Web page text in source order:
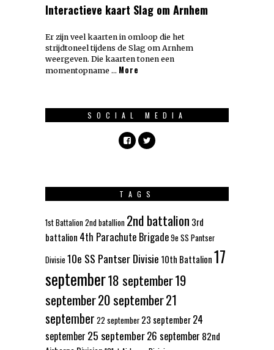
Interactieve kaart Slag om Arnhem
Er zijn veel kaarten in omloop die het
strijdtoneel tijdens de Slag om Arnhem
weergeven. Die kaarten tonen een
momentopname … More
SOCIAL MEDIA
TAGS
1st Battalion2nd batallion 2nd battalion 3rd
battalion 4th Parachute Brigade9e SS Pantser
Divisie 10e SS Pantser Divisie 10th Battalion17
september18 september19
september20 september21
september 22 september 23 september24
september 25 september26 september 82nd